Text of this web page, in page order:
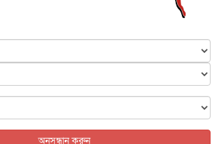
৬ আগস্ট, ২০২৬
কৃতিত্ব নেওয়ার জন্য সবাই প্রতিযোগিতায় নেমেছে :
৬ আগস্ট, ২০২৬
৬ আগস্ট, ২০২৬
অনুসন্ধান করুন